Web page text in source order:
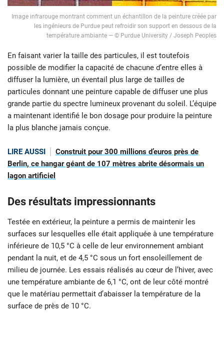
Image infrarouge montrant comment un échantillon de la peinture créée par
les ingénieurs de Purdue peut refroidir son support en dessous de la
température ambiante — © Purdue University / Joseph Peoples
En faisant varier la taille des particules, il est toutefois
possible de modifier la capacité de chacune d’entre elles à
diffuser la lumière, un éventail plus large de tailles de
particules donnant une peinture capable de diffuser une plus
grande partie du spectre lumineux provenant du soleil. L’équipe
a maintenant identifié le bon dosage pour produire la peinture
la plus blanche jamais conçue.
LIRE AUSSI
Construit pour 300 millions d’euros près de
Berlin, ce hangar géant de 107 mètres abrite désormais un
lagon artificiel
Des résultats impressionnants
Testée en extérieur, la peinture a permis de maintenir les
surfaces sur lesquelles elle était appliquée à une température
inférieure de 10,5 °C à celle de leur environnement ambiant
pendant la nuit, et de 4,5 °C sous un fort ensoleillement de
milieu de journée. Les essais réalisés au cœur de l’hiver, avec
une température ambiante de 6,1 °C, ont de leur côté montré
que le matériau permettait d’abaisser la température de la
surface de près de 10 °C.